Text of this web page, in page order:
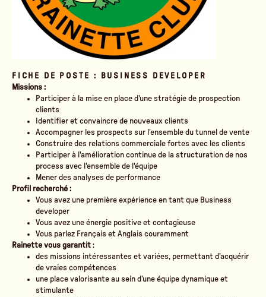
FICHE DE POSTE : BUSINESS DEVELOPER
Missions :
Participer à la mise en place d'une stratégie de prospection
clients
Identifier et convaincre de nouveaux clients
Accompagner les prospects sur l'ensemble du tunnel de vente
Construire des relations commerciale fortes avec les clients
Participer à l'amélioration continue de la structuration de nos
process avec l'ensemble de l'équipe
Mener des analyses de performance
Profil recherché :
Vous avez une première expérience en tant que Business
developer
Vous avez une énergie positive et contagieuse
Vous parlez Français et Anglais couramment
Rainette vous garantit :
des missions intéressantes et variées, permettant d’acquérir
de vraies compétences
une place valorisante au sein d’une équipe dynamique et
stimulante